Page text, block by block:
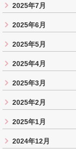
2025年7月
2025年6月
2025年5月
2025年4月
2025年3月
2025年2月
2025年1月
2024年12月